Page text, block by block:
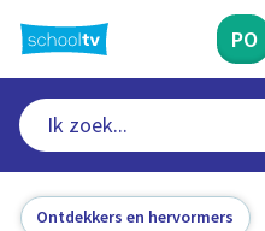
naar
hoofdinhoud
PO
Ontdekkers en hervormers